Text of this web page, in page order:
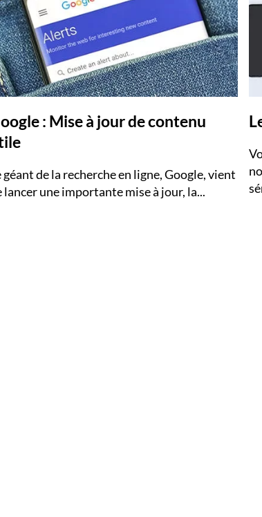
: Mise à jour de contenu
géant de la recherche en ligne, Google, vient
lancer une importante mise à jour, la...